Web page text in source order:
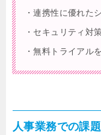
・連携性に優れた
・セキュリティ対
・無料トライアル
人事業務での課